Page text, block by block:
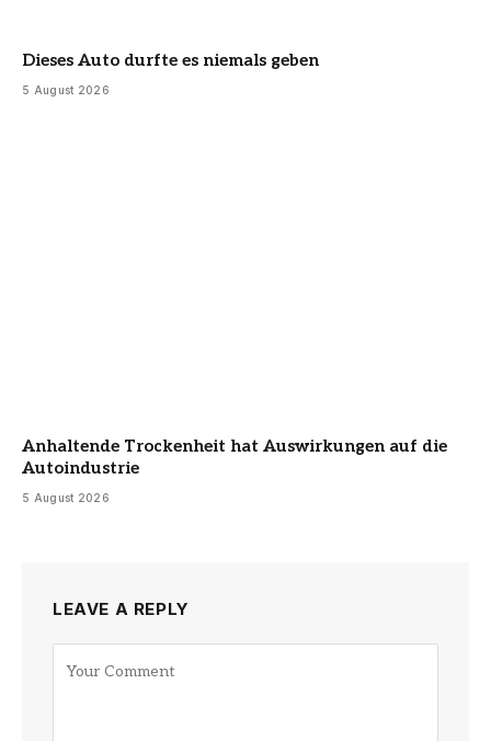
Dieses Auto durfte es niemals geben
5 August 2026
Anhaltende Trockenheit hat Auswirkungen auf die
Autoindustrie
5 August 2026
LEAVE A REPLY